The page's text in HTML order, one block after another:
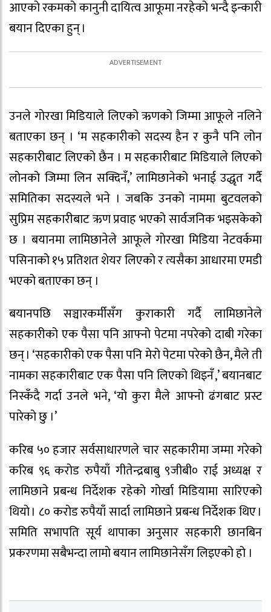
आएको रकमको कानुनी दायित्व आफूमा नरहेको भन्दै इन्कारी
बयान दिएका हुन् ।
उनले गोरखा मिडियाले लिएको ऋणको जिम्मा आफूले नलिने
बताएका छन् । ‘म सहकारीको सदस्य हैन र कुनै पनि लोन
सहकारीबाट लिएको छैन । म सहकारीबाट मिडियाले लिएको
लोनको जिम्मा लिन सक्दिनँ‚’ लामिछानेको भनाई उद्धृत गर्दै
समितिका सदस्यले भने । जबकि उनको नाममा बुटवलको
सुप्रिम सहकारीबाट ऋण प्रवाह भएको सार्वजनिक भइसकेको
छ । बयानमा लामिछानेले आफूले गोरखा मिडिया नेटवर्कमा
पसिनाको १५ प्रतिशत शेयर लिएको र त्यसैका आधारमा एमडी
भएको बताएका छन् ।
बयानपछि सञ्चारकर्मीसँग कुराकारी गर्दै लामिछानेले
सहकारीको एक पैसा पनि आफ्नो पेटमा नपरेको दाबी गरेका
छन् । ‘सहकारीको एक पैसा पनि मेरो पेटमा परेको छैन, मैले ती
नामका सहकारीबाट एक पैसा पनि लिएको थिइनँ ,’ बयानबाट
निस्कँदै गर्दा उनले भने, ‘यो कुरा मैले आफ्नो ढंगबाट प्रस्ट
पारेको छु ।’
करिब ५० हजार सर्वसाधारणले चार सहकारीमा जम्मा गरेको
करिब ९६ करोड रुपैयाँ गीतेन्द्रबाबु ९जीबी० राई अध्यक्ष र
लामिछाने प्रबन्ध निर्देशक रहेको गोर्खा मिडियामा सारिएको
थियो । ८० करोड रुपैयाँ सार्दा लामिछाने प्रबन्ध निर्देशक थिए ।
समिति सभापति सूर्य थापाका अनुसार सहकारी छानबिन
प्रकरणमा सबैभन्दा लामो बयान लामिछानेसँग लिइएको हो ।